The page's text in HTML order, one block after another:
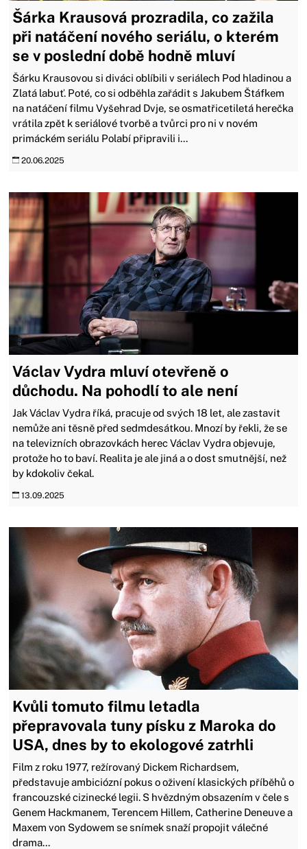
Šárka Krausová prozradila, co zažila
při natáčení nového seriálu, o kterém
se v poslední době hodně mluví
Šárku Krausovou si diváci oblíbili v seriálech Pod hladinou a
Zlatá labuť. Poté, co si odběhla zařádit s Jakubem Štáfkem
na natáčení filmu Vyšehrad Dvje, se osmatřicetiletá herečka
vrátila zpět k seriálové tvorbě a tvůrci pro ni v novém
primáckém seriálu Polabí připravili i...
20.06.2025
Václav Vydra mluví otevřeně o
důchodu. Na pohodlí to ale není
Jak Václav Vydra říká, pracuje od svých 18 let, ale zastavit
nemůže ani těsně před sedmdesátkou. Mnozí by řekli, že se
na televizních obrazovkách herec Václav Vydra objevuje,
protože ho to baví. Realita je ale jiná a o dost smutnější, než
by kdokoliv čekal.
13.09.2025
Kvůli tomuto filmu letadla
přepravovala tuny písku z Maroka do
USA, dnes by to ekologové zatrhli
Film z roku 1977, režírovaný Dickem Richardsem,
představuje ambiciózní pokus o oživení klasických příběhů o
francouzské cizinecké legii. S hvězdným obsazením v čele s
Genem Hackmanem, Terencem Hillem, Catherine Deneuve a
Maxem von Sydowem se snímek snaží propojit válečné
drama...